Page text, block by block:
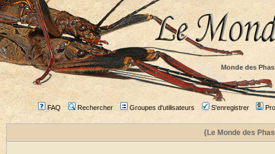
Monde des
FAQ Rechercher Groupes d'utilisateurs S'enregistrer
{Le Monde des